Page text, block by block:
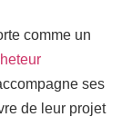
comme un
ses
de leur projet